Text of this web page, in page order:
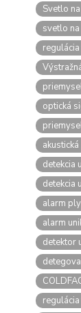
Svetlo
svetlo
optická
detekcia
detekcia
alarm
alarm
detektor